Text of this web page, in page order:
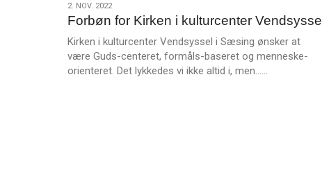
2.
nov.
2022
2. NOV. 2022
Forbøn for Kirken i kulturcenter Vendsyssel
Kirken i kulturcenter Vendsyssel i Sæsing ønsker at
være Guds-centeret, formåls-baseret og menneske-
orienteret. Det lykkedes vi ikke altid i, men……